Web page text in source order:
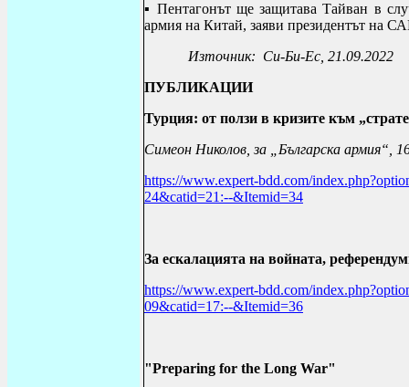
▪Пентагонът ще защитава Тайван в
армия на Китай, заяви президентът на
Източник: Си-Би-Ес , 21.09.2022
ПУБЛИКАЦИИ
Турция: от ползи в кризите към
Симеон Николов, за „Българска армия“,
https://www.expert-bdd.com/
24&catid=21:--&Itemid=34
За ескалацията на войната,
https://www.expert-bdd.com/
09&catid=17:--&Itemid=36
"Preparing for the Long War"